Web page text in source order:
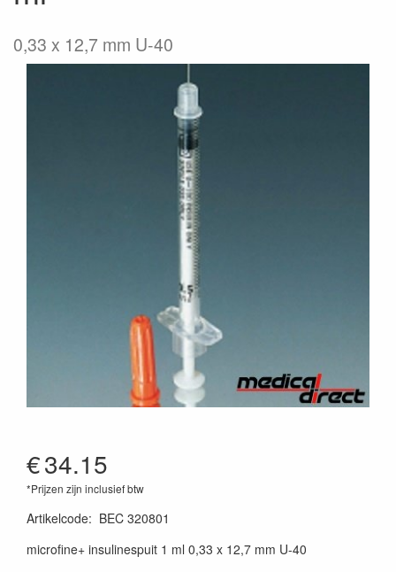
0,33 x 12,7 mm U-40
€34.15
*Prijzen zijn inclusief btw
Artikelcode: BEC 320801
microfine+ insulinespuit 1 ml 0,33 x 12,7 mm U-40